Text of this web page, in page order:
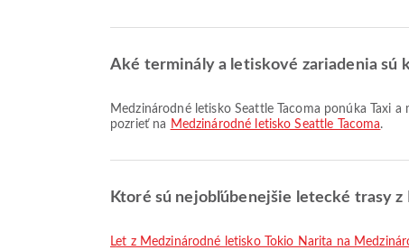
Aké terminály a letiskové zariadenia sú
Medzinárodné letisko Seattle Tacoma ponúka Taxi a mnoho ďalších možností, ktoré zlepšia váš cestovný zážitok. Podrobnosti o zariadeniach a rozložení terminálov si môžete
pozrieť na Medzinárodné letisko Seattle Tacoma.
Ktoré sú nejobľúbenejšie letecké trasy
let z Medzinárodné letisko Tokio Narita na